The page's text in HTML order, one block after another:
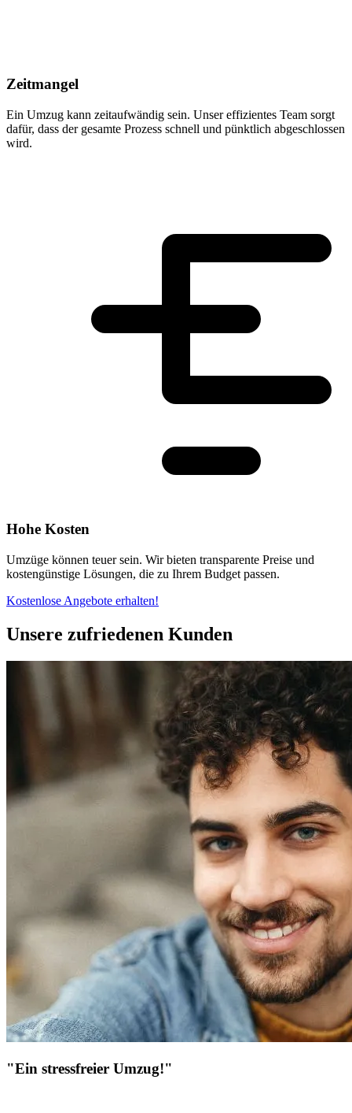
Zeitmangel
Ein Umzug kann zeitaufwändig sein. Unser effizientes Team sorgt
dafür, dass der gesamte Prozess schnell und pünktlich abgeschlossen
wird.
Hohe Kosten
Umzüge können teuer sein. Wir bieten transparente Preise und
kostengünstige Lösungen, die zu Ihrem Budget passen.
Kostenlose Angebote erhalten!
Unsere zufriedenen Kunden
"Ein stressfreier Umzug!"